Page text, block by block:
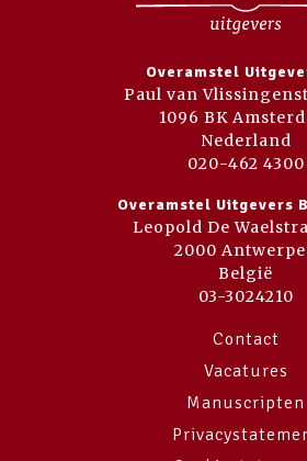
Overamstel
Paul van
1096 BK
Nederland
020-462 4300
Overamstel Uitgevers
Leopold De
2000
België
03-3024210
Contact
Vacatures
Manuscripten